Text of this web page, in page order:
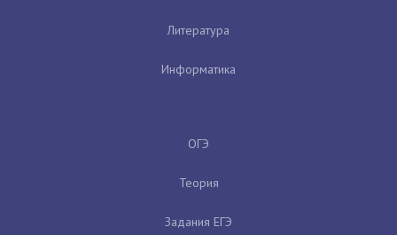
Литература
Информатика
ОГЭ
Теория
Задания ЕГЭ